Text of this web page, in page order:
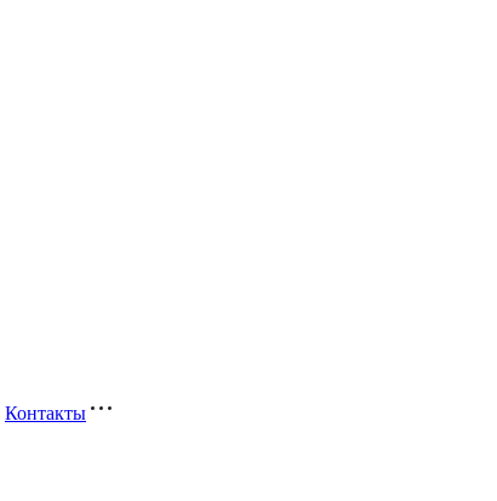
Контакты